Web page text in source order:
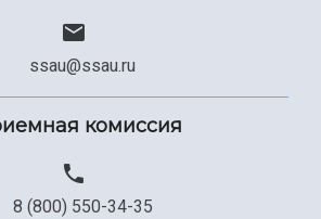
ssau@ssau.ru
комиссия
8 (800) 550-34-35